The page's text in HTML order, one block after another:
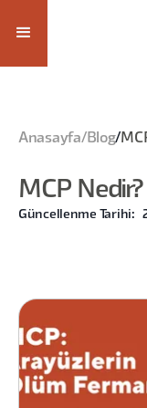
Anasayfa/ Blog/
MCP Nedir?
Güncellenme Tarihi: